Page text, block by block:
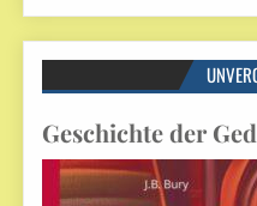
Geschichte der